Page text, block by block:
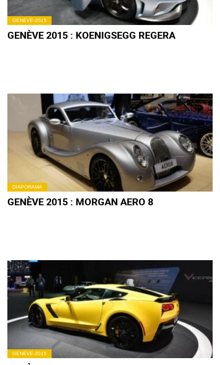
GENEVE-2015
GENÈVE 2015 : KOENIGSEGG REGERA
DIAPORAMA
GENÈVE 2015 : MORGAN AERO 8
GENEVE-2015